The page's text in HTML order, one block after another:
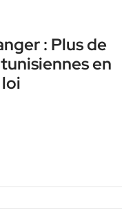
: Plus de
en